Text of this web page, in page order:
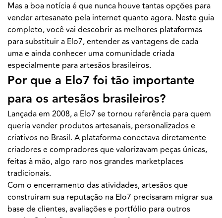
Mas a boa notícia é que nunca houve tantas opções para
vender artesanato pela internet quanto agora. Neste guia
completo, você vai descobrir as melhores plataformas
para substituir a Elo7, entender as vantagens de cada
uma e ainda conhecer uma comunidade criada
especialmente para artesãos brasileiros.
Por que a Elo7 foi tão importante
para os artesãos brasileiros?
Lançada em 2008, a Elo7 se tornou referência para quem
queria vender produtos artesanais, personalizados e
criativos no Brasil. A plataforma conectava diretamente
criadores e compradores que valorizavam peças únicas,
feitas à mão, algo raro nos grandes marketplaces
tradicionais.
Com o encerramento das atividades, artesãos que
construíram sua reputação na Elo7 precisaram migrar sua
base de clientes, avaliações e portfólio para outros